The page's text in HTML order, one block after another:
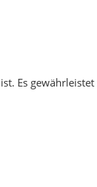
Es gewährleistet